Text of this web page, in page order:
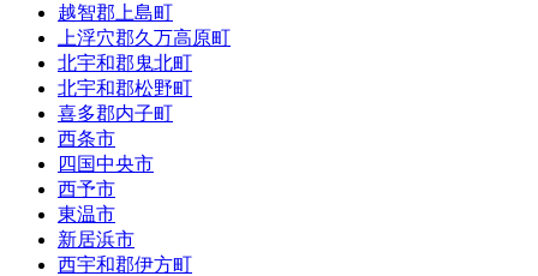
越智郡上島町
上浮穴郡久万高原町
北宇和郡鬼北町
北宇和郡松野町
喜多郡内子町
西条市
四国中央市
西予市
東温市
新居浜市
西宇和郡伊方町